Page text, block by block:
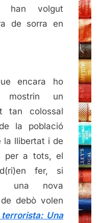
han volgut
de sorra en
encara ho
mostrin un
tan colossal
la població
la llibertat i de
per a tots, el
fer, si
una nova
debò volen
Una